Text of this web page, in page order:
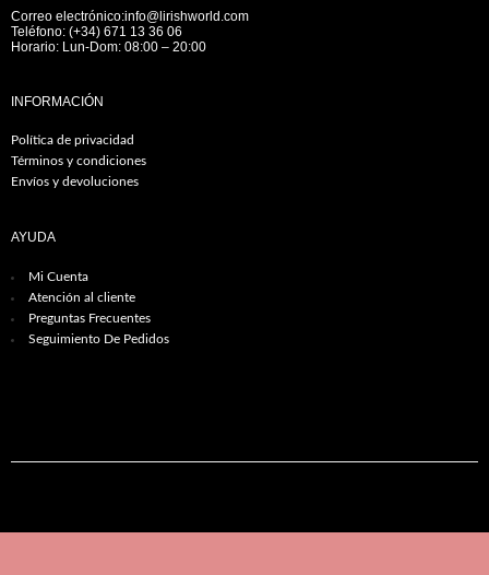
Correo electrónico:info@lirishworld.com
Teléfono: (+34) 671 13 36 06
Horario: Lun-Dom: 08:00 – 20:00
INFORMACIÓN
Política de privacidad
Términos y condiciones
Envíos y devoluciones
AYUDA
Mi Cuenta
Atención al cliente
Preguntas Frecuentes
Seguimiento De Pedidos